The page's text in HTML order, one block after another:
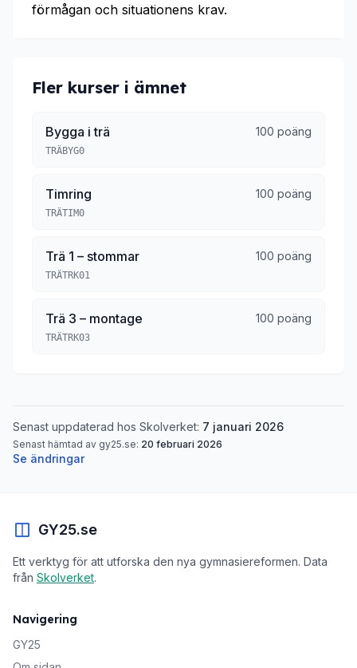
förmågan och situationens krav.
Fler kurser i ämnet
Bygga i trä 100 poäng
TRÄBYG0
Timring 100 poäng
TRÄTIM0
Trä 1 – stommar 100 poäng
TRÄTRK01
Trä 3 – montage 100 poäng
TRÄTRK03
Senast uppdaterad hos Skolverket: 7 januari 2026
Senast hämtad av gy25.se: 20 februari 2026
Se ändringar
GY25.se
Ett verktyg för att utforska den nya gymnasiereformen. Data
från Skolverket.
Navigering
GY25